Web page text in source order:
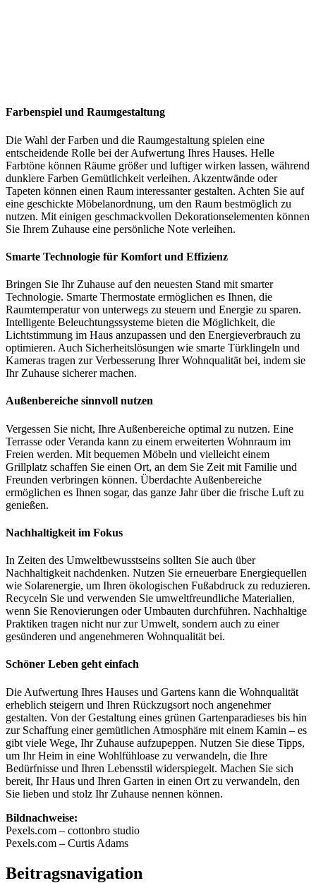
Farbenspiel und Raumgestaltung
Die Wahl der Farben und die Raumgestaltung spielen eine
entscheidende Rolle bei der Aufwertung Ihres Hauses. Helle
Farbtöne können Räume größer und luftiger wirken lassen, während
dunklere Farben Gemütlichkeit verleihen. Akzentwände oder
Tapeten können einen Raum interessanter gestalten. Achten Sie auf
eine geschickte Möbelanordnung, um den Raum bestmöglich zu
nutzen. Mit einigen geschmackvollen Dekorationselementen können
Sie Ihrem Zuhause eine persönliche Note verleihen.
Smarte Technologie für Komfort und Effizienz
Bringen Sie Ihr Zuhause auf den neuesten Stand mit smarter
Technologie. Smarte Thermostate ermöglichen es Ihnen, die
Raumtemperatur von unterwegs zu steuern und Energie zu sparen.
Intelligente Beleuchtungssysteme bieten die Möglichkeit, die
Lichtstimmung im Haus anzupassen und den Energieverbrauch zu
optimieren. Auch Sicherheitslösungen wie smarte Türklingeln und
Kameras tragen zur Verbesserung Ihrer Wohnqualität bei, indem sie
Ihr Zuhause sicherer machen.
Außenbereiche sinnvoll nutzen
Vergessen Sie nicht, Ihre Außenbereiche optimal zu nutzen. Eine
Terrasse oder Veranda kann zu einem erweiterten Wohnraum im
Freien werden. Mit bequemen Möbeln und vielleicht einem
Grillplatz schaffen Sie einen Ort, an dem Sie Zeit mit Familie und
Freunden verbringen können. Überdachte Außenbereiche
ermöglichen es Ihnen sogar, das ganze Jahr über die frische Luft zu
genießen.
Nachhaltigkeit im Fokus
In Zeiten des Umweltbewusstseins sollten Sie auch über
Nachhaltigkeit nachdenken. Nutzen Sie erneuerbare Energiequellen
wie Solarenergie, um Ihren ökologischen Fußabdruck zu reduzieren.
Recyceln Sie und verwenden Sie umweltfreundliche Materialien,
wenn Sie Renovierungen oder Umbauten durchführen. Nachhaltige
Praktiken tragen nicht nur zur Umwelt, sondern auch zu einer
gesünderen und angenehmeren Wohnqualität bei.
Schöner Leben geht einfach
Die Aufwertung Ihres Hauses und Gartens kann die Wohnqualität
erheblich steigern und Ihren Rückzugsort noch angenehmer
gestalten. Von der Gestaltung eines grünen Gartenparadieses bis hin
zur Schaffung einer gemütlichen Atmosphäre mit einem Kamin – es
gibt viele Wege, Ihr Zuhause aufzupeppen. Nutzen Sie diese Tipps,
um Ihr Heim in eine Wohlfühloase zu verwandeln, die Ihre
Bedürfnisse und Ihren Lebensstil widerspiegelt. Machen Sie sich
bereit, Ihr Haus und Ihren Garten in einen Ort zu verwandeln, den
Sie lieben und stolz Ihr Zuhause nennen können.
Bildnachweise:
Pexels.com – cottonbro studio
Pexels.com – Curtis Adams
Beitragsnavigation